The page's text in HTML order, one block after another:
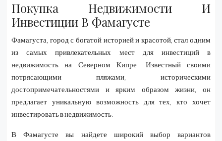
Покупка Недвижимости И
Инвестиции В Фамагусте
Фамагуста, город с богатой историей и красотой, стал одним
из самых привлекательных мест для инвестиций в
недвижимость на Северном Кипре. Известный своими
потрясающими пляжами, историческими
достопримечательностями и ярким образом жизни, он
предлагает уникальную возможность для тех, кто хочет
инвестировать в недвижимость.
В Фамагусте вы найдете широкий выбор вариантов